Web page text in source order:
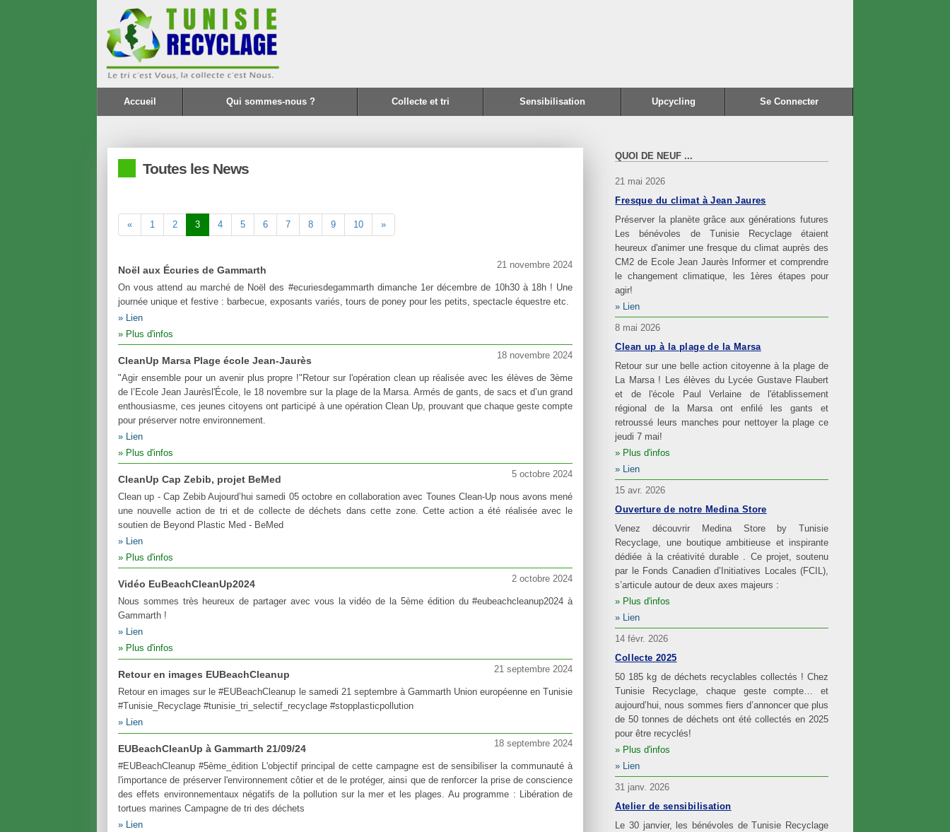
Accueil Qui sommes-nous ? Collecte et tri Sensibilisation Upcycling Se Connecter
Toutes les News
« 1 2 3 4 5 6 7 8 9 10 »
21 novembre 2024
Noël aux Écuries de Gammarth
On vous attend au marché de Noël des #ecuriesdegammarth dimanche 1er décembre de 10h30 à 18h ! Une
journée unique et festive : barbecue, exposants variés, tours de poney pour les petits, spectacle équestre etc.
Lien
Plus d'infos
18 novembre 2024
CleanUp Marsa Plage école Jean-Jaurès
"Agir ensemble pour un avenir plus propre !"Retour sur l'opération clean up réalisée avec les élèves de 3ème
de l’Ecole Jean Jaurèsl'École, le 18 novembre sur la plage de la Marsa. Armés de gants, de sacs et d’un grand
enthousiasme, ces jeunes citoyens ont participé à une opération Clean Up, prouvant que chaque geste compte
pour préserver notre environnement.
Lien
Plus d'infos
5 octobre 2024
CleanUp Cap Zebib, projet BeMed
Clean up - Cap Zebib Aujourd’hui samedi 05 octobre en collaboration avec Tounes Clean-Up nous avons mené
une nouvelle action de tri et de collecte de déchets dans cette zone. Cette action a été réalisée avec le
soutien de Beyond Plastic Med - BeMed
Lien
Plus d'infos
2 octobre 2024
Vidéo EuBeachCleanUp2024
Nous sommes très heureux de partager avec vous la vidéo de la 5ème édition du #eubeachcleanup2024 à
Gammarth !
Lien
Plus d'infos
21 septembre 2024
Retour en images EUBeachCleanup
Retour en images sur le #EUBeachCleanup le samedi 21 septembre à Gammarth Union européenne en Tunisie
#Tunisie_Recyclage #tunisie_tri_selectif_recyclage #stopplasticpollution
Lien
18 septembre 2024
EUBeachCleanUp à Gammarth 21/09/24
#EUBeachCleanup #5ème_édition L'objectif principal de cette campagne est de sensibiliser la communauté à
l'importance de préserver l'environnement côtier et de le protéger, ainsi que de renforcer la prise de conscience
des effets environnementaux négatifs de la pollution sur la mer et les plages. Au programme : Libération de
tortues marines Campagne de tri des déchets
Lien
QUOI DE NEUF ...
21 mai 2026
Fresque du climat à Jean Jaures
Préserver la planète grâce aux générations futures
Les bénévoles de Tunisie Recyclage étaient
heureux d'animer une fresque du climat auprès des
CM2 de Ecole Jean Jaurès Informer et comprendre
le changement climatique, les 1ères étapes pour
agir!
Lien
8 mai 2026
Clean up à la plage de la Marsa
Retour sur une belle action citoyenne à la plage de
La Marsa ! Les élèves du Lycée Gustave Flaubert
et de l'école Paul Verlaine de l'établissement
régional de la Marsa ont enfilé les gants et
retroussé leurs manches pour nettoyer la plage ce
jeudi 7 mai!
Plus d'infos
Lien
15 avr. 2026
Ouverture de notre Medina Store
Venez découvrir Medina Store by Tunisie
Recyclage, une boutique ambitieuse et inspirante
dédiée à la créativité durable . Ce projet, soutenu
par le Fonds Canadien d’Initiatives Locales (FCIL),
s’articule autour de deux axes majeurs :
Plus d'infos
Lien
14 févr. 2026
Collecte 2025
50 185 kg de déchets recyclables collectés ! Chez
Tunisie Recyclage, chaque geste compte… et
aujourd’hui, nous sommes fiers d’annoncer que plus
de 50 tonnes de déchets ont été collectés en 2025
pour être recyclés!
Plus d'infos
Lien
31 janv. 2026
Atelier de sensibilisation
Le 30 janvier, les bénévoles de Tunisie Recyclage